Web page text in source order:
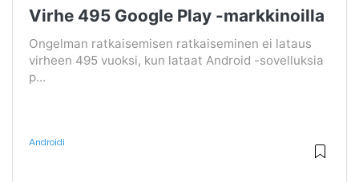
Virhe 495 Google Play -markkinoilla
Ongelman ratkaisemisen ratkaiseminen ei lataus
virheen 495 vuoksi, kun lataat Android -sovelluksia
p...
Androidi